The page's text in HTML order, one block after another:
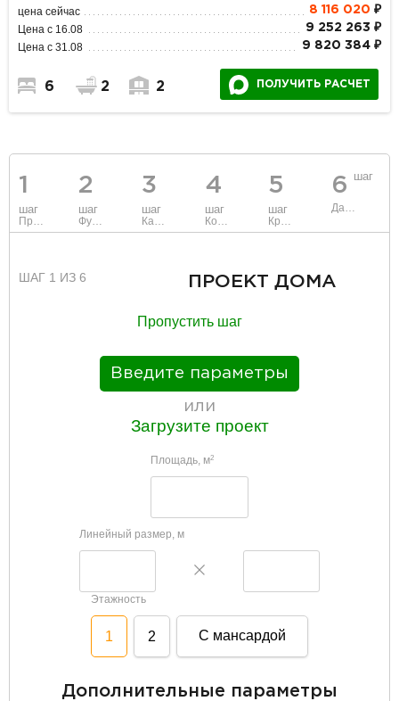
цена сейчас 8 116 020 ₽
Цена с 16.08 9 252 263 ₽
Цена с 31.08 9 820 384 ₽
6 2 2 ПОЛУЧИТЬ РАСЧЕТ
1
шаг
Проект
2
шаг
Фундамент
3
шаг
Каркас и стены
4
шаг
Коммуникации
5
шаг
Крыша
6 шаг
Данные
ШАГ 1 ИЗ 6 ПРОЕКТ ДОМА
Пропустить шаг
Введите параметры
или
Загрузите проект
Площадь, м2
Линейный размер, м
Этажность
1 2 С мансардой
Дополнительные параметры